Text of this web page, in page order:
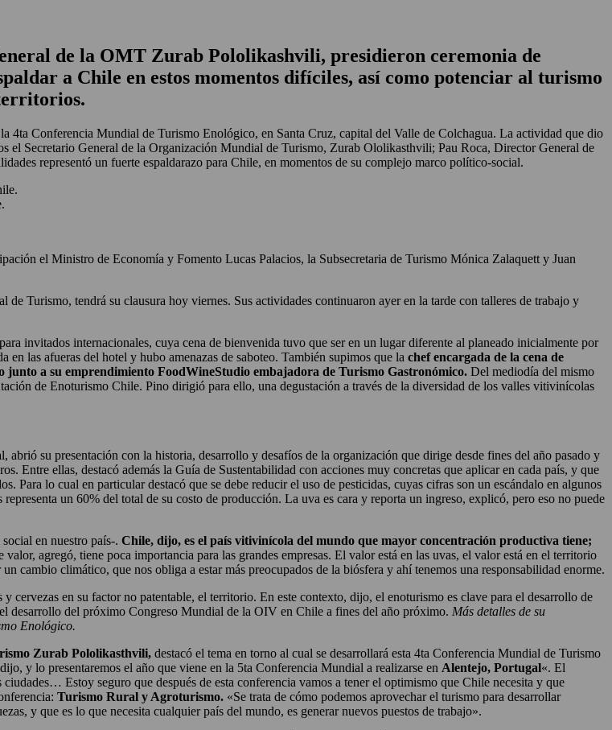
de la OMT Zurab Pololikashvili, presidieron ceremonia de
a Chile en estos momentos difíciles, así como potenciar al turismo
4ta Conferencia Mundial de Turismo Enológico, en Santa Cruz, capital del Valle de Colchagua. La actividad que dio
el Secretario General de la Organización Mundial de Turismo, Zurab Ololikasthvili; Pau Roca, Director General de
representó un fuerte espaldarazo para Chile, en momentos de su complejo marco político-social.
el Ministro de Economía y Fomento Lucas Palacios, la Subsecretaria de Turismo Mónica Zalaquett y Juan
Turismo, tendrá su clausura hoy viernes. Sus actividades continuaron ayer en la tarde con talleres de trabajo y
invitados internacionales, cuya cena de bienvenida tuvo que ser en un lugar diferente al planeado inicialmente por
en las afueras del hotel y hubo amenazas de saboteo. También supimos que la chef encargada de la cena de
a su emprendimiento FoodWineStudio embajadora de Turismo Gastronómico. Del mediodía del mismo
de Enoturismo Chile. Pino dirigió para ello, una degustación a través de la diversidad de los valles vitivinícolas
abrió su presentación con la historia, desarrollo y desafíos de la organización que dirige desde fines del año pasado y
Entre ellas, destacó además la Guía de Sustentabilidad con acciones muy concretas que aplicar en cada país, y que
Para lo cual en particular destacó que se debe reducir el uso de pesticidas, cuyas cifras son un escándalo en algunos
un 60% del total de su costo de producción. La uva es cara y reporta un ingreso, explicó, pero eso no puede
en nuestro país-. Chile, dijo, es el país vitivinícola del mundo que mayor concentración productiva tiene;
valor, agregó, tiene poca importancia para las grandes empresas. El valor está en las uvas, el valor está en el territorio
cambio climático, que nos obliga a estar más preocupados de la biósfera y ahí tenemos una responsabilidad enorme.
cervezas en su factor no patentable, el territorio. En este contexto, dijo, el enoturismo es clave para el desarrollo de
desarrollo del próximo Congreso Mundial de la OIV en Chile a fines del año próximo. Más detalles de su
Enológico.
Zurab Pololikasthvili, destacó el tema en torno al cual se desarrollará esta 4ta Conferencia Mundial de Turismo
y lo presentaremos el año que viene en la 5ta Conferencia Mundial a realizarse en Alentejo, Portugal«. El
Estoy seguro que después de esta conferencia vamos a tener el optimismo que Chile necesita y que
Turismo Rural y Agroturismo. «Se trata de cómo podemos aprovechar el turismo para desarrollar
y que es lo que necesita cualquier país del mundo, es generar nuevos puestos de trabajo».